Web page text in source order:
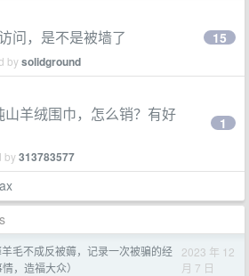
问，是不是被墙了
bysolidground
15
羊绒围巾，怎么销？有好
by313783577
1
毛不成反被薅，记录一次被骗的经
，造福大众）
2023 年 12
月 7 日